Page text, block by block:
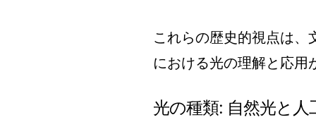
これらの歴史的視点は、
における光の理解と応用
光の種類: 自然光と人